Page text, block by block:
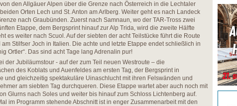
den Allgäuer Alpen über die Grenze nach Österreich in die Lechtaler
Orten Lech und St. Anton am Arlberg. Weiter geht es nach Landeck
nach Graubünden. Zuerst nach Samnaun, wo der TAR-Tross zwei
Etappe, dem Bergsprint hinauf zur Alp Trida, wird die zweite Hälfte
es weiter nach Scuol. Auf der siebten der acht Teilstücke führt die Route
Stilfser Joch in Italien. Die achte und letzte Etappe endet schließlich in
Ortler“. Das sind acht Tage lang Adrenalin pur!
der Jubiläumstour - auf der zum Teil neuen Westroute – die
des Koblats und Auenfeldes am ersten Tag, der Bergsprint in
und gleichzeitig spektakuläre Uinaschlucht mit ihren Felswänden und
am siebten Tag durchqueren. Diese Etappe wartet aber auch noch mit
Glurns nach Soles und weiter bis hinauf zum Schloss Lichtenberg auf.
im Programm stehende Abschnitt ist in enger Zusammenarbeit mit den